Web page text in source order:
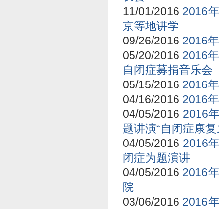
11/01/2016 2016
京等地讲学
09/26/2016 2016
05/20/2016 2016
自闭症募捐音乐会
05/15/2016 2016
04/16/2016 2016
04/05/2016 2016
题讲演“自闭症康复
04/05/2016 2016
闭症为题演讲
04/05/2016 2016
院
03/06/2016 2016